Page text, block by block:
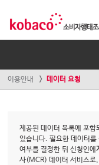
이용안내 데이터 요청
제공된 데이터 목록에 포
있습니다. 필요한 데이터
여부를 결정한 뒤 신청인
사(MCR) 데이터 서비스로